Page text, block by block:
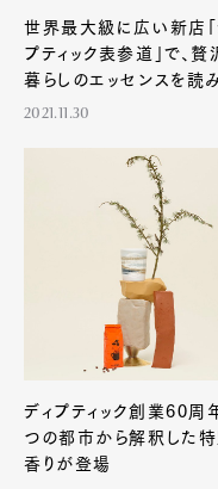
Art&Design
Pen
Official
世界最大級に広い新店「
プティック表参道」で、贅
暮らしのエッセンスを読
2021.11.30
ディプティック創業60周
つの都市から解釈した
香りが登場